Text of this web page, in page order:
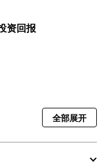
资回报
全部展开